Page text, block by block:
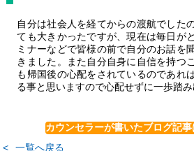
自分は社会人を経てからの渡航でした
ても大きかったですが、現在は毎日が
ミナーなどで皆様の前で自分のお話を
きました。また自分自身に自信を持つ
も帰国後の心配をされているのであれ
る事と思いますので心配せずに一歩踏
カウンセラーが書いたブログ記
<
一覧へ戻る